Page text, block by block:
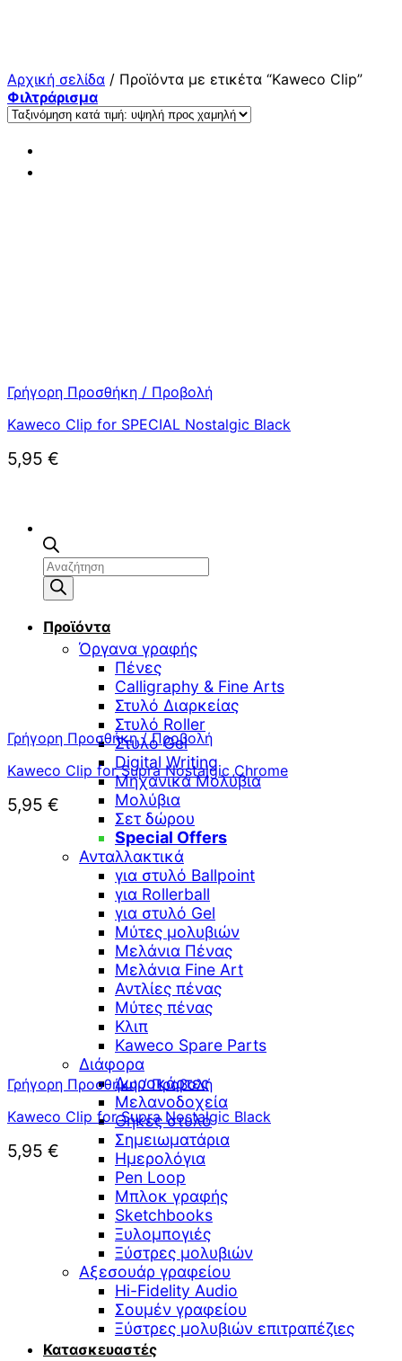
Αναζήτηση
προϊόντων
Προϊόντα
Όργανα γραφής
Πένες
Calligraphy & Fine Arts
Στυλό Διαρκείας
Στυλό Roller
Στυλό Gel
Digital Writing
Μηχανικά Μολύβια
Μολύβια
Σετ δώρου
Special Offers
Ανταλλακτικά
για στυλό Ballpoint
για Rollerball
για στυλό Gel
Μύτες μολυβιών
Μελάνια Πένας
Μελάνια Fine Art
Αντλίες πένας
Μύτες πένας
Κλιπ
Kaweco Spare Parts
Διάφορα
Δωροκάρτες
Μελανοδοχεία
Θήκες στυλό
Σημειωματάρια
Ημερολόγια
Pen Loop
Μπλοκ γραφής
Sketchbooks
Ξυλομπογιές
Ξύστρες μολυβιών
Αξεσουάρ γραφείου
Hi-Fidelity Audio
Σουμέν γραφείου
Ξύστρες μολυβιών επιτραπέζιες
Κατασκευαστές
Αρχική σελίδα / Προϊόντα με ετικέτα “Kaweco Clip”
Φιλτράρισμα
Γρήγορη Προσθήκη / Προβολή
Kaweco Clip for SPECIAL Nostalgic Black
5,95 €
Γρήγορη Προσθήκη / Προβολή
Kaweco Clip for Supra Nostalgic Chrome
5,95 €
Γρήγορη Προσθήκη / Προβολή
Kaweco Clip for Supra Nostalgic Black
5,95 €